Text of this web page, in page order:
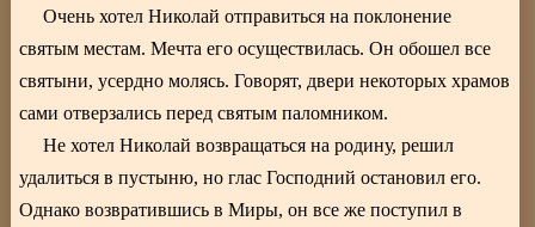
Очень хотел Николай отправиться на поклонение
святым местам. Мечта его осуществилась. Он обошел все
святыни, усердно молясь. Говорят, двери некоторых храмов
сами отверзались перед святым паломником.
Не хотел Николай возвращаться на родину, решил
удалиться в пустыню, но глас Господний остановил его.
Однако возвратившись в Миры, он все же поступил в